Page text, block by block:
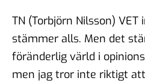
TN (Torbjörn Nilsson)
stämmer alls. Men det
föränderlig värld i
men jag tror inte riktigt